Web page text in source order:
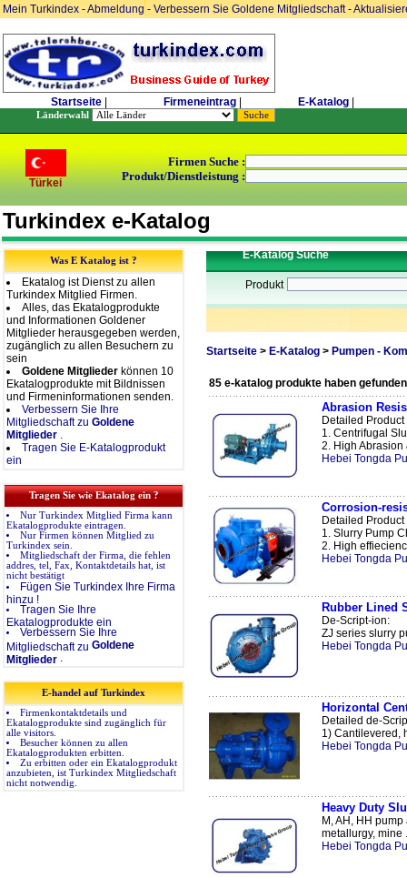
Mein Turkindex -Abmeldung- Verbessern Sie Goldene Mitgliedschaft-
Startseite Firmeneintrag E-Katalog
Länderwahl
Türkei
Firmen Suche :
Produkt/Dienstleistung :
Turkindex e-Katalog
Was E Katalog ist ?
Ekatalog ist Dienst zu allen
Turkindex Mitglied Firmen.
Alles, das Ekatalogprodukte
und Informationen Goldener
Mitglieder herausgegeben werden,
zugänglich zu allen Besuchern zu
sein
Goldene Mitglieder können 10
Ekatalogprodukte mit Bildnissen
und Firmeninformationen senden.
Verbessern Sie Ihre
Mitgliedschaft zu Goldene
Mitglieder .
Tragen Sie E-Katalogprodukt
ein
Tragen Sie wie Ekatalog ein ?
Nur Turkindex Mitglied Firma kann
Ekatalogprodukte eintragen.
Nur Firmen können Mitglied zu
Turkindex sein.
Mitgliedschaft der Firma, die fehlen
addres, tel, Fax, Kontaktdetails hat, ist
nicht bestätigt
Fügen Sie Turkindex Ihre Firma
hinzu !
Tragen Sie Ihre
Ekatalogprodukte ein
Verbessern Sie Ihre
Mitgliedschaft zu Goldene
Mitglieder .
E-handel auf Turkindex
Firmenkontaktdetails und
Ekatalogprodukte sind zugänglich für
alle visitors.
Besucher können zu allen
Ekatalogprodukten erbitten.
Zu erbitten oder ein Ekatalogprodukt
anzubieten, ist Turkindex Mitgliedschaft
nicht notwendig.
E-Katalog Suche
Produkt
Startseite > E-Katalog> Pumpen -
85 e-katalog produkte haben gefunden
Abrasion
Detailed
1. Centrifugal
2. High Abrasion
Hebei Tongda
Corrosion-
Detailed
1. Slurry Pump
2. High
Hebei Tongda
Rubber Lined
De-Script-ion:
ZJ series slurry
Hebei Tongda
Horizontal
Detailed de-
1) Cantilevered,
Hebei Tongda
Heavy Duty
M, AH, HH
metallurgy, mine
Hebei Tongda